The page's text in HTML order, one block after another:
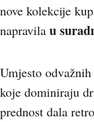
nove kolekcije
napravila u
Umjesto
koje dominiraju
prednost dala